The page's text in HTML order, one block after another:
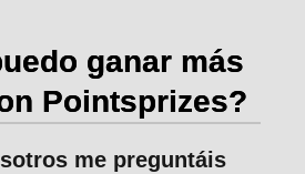
ganar más
Pointsprizes?
me preguntáis